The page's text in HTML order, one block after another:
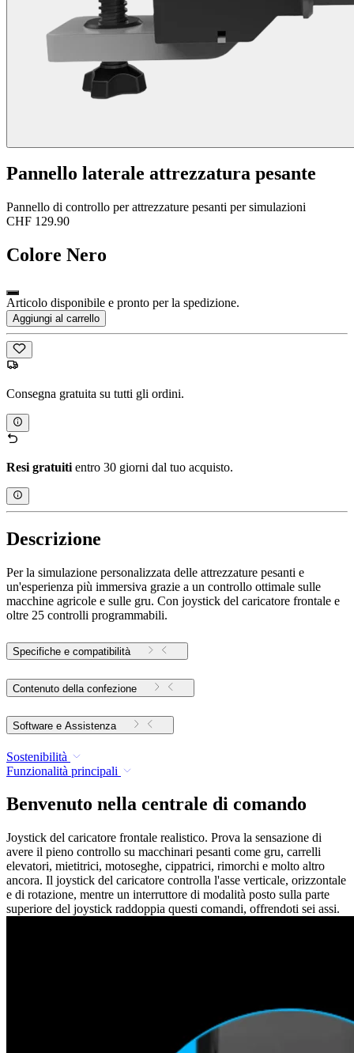
Pannello laterale attrezzatura pesante
Pannello di controllo per attrezzature pesanti per simulazioni
CHF 129.90
Colore Nero
Articolo disponibile e pronto per la spedizione.
Aggiungi al carrello
Consegna gratuita su tutti gli ordini.
Resi gratuiti entro 30 giorni dal tuo acquisto.
Descrizione
Per la simulazione personalizzata delle attrezzature pesanti e
un'esperienza più immersiva grazie a un controllo ottimale sulle
macchine agricole e sulle gru. Con joystick del caricatore frontale e
oltre 25 controlli programmabili.
Specifiche e compatibilità
Contenuto della confezione
Software e Assistenza
Sostenibilità
Funzionalità principali
Benvenuto nella centrale di comando
Joystick del caricatore frontale realistico. Prova la sensazione di
avere il pieno controllo su macchinari pesanti come gru, carrelli
elevatori, mietitrici, motoseghe, cippatrici, rimorchi e molto altro
ancora. Il joystick del caricatore controlla l'asse verticale, orizzontale
e di rotazione, mentre un interruttore di modalità posto sulla parte
superiore del joystick raddoppia questi comandi, offrendoti sei assi.